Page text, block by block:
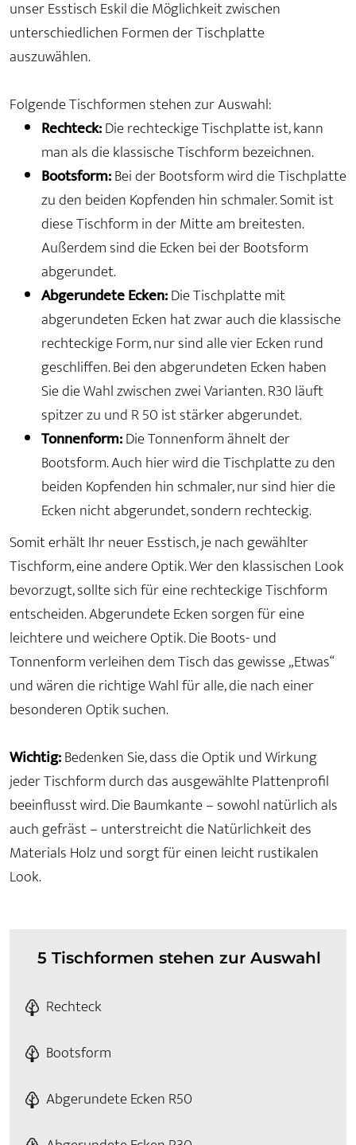
unser Esstisch Eskil die Möglichkeit zwischen
unterschiedlichen Formen der Tischplatte
auszuwählen.
Folgende Tischformen stehen zur Auswahl:
Rechteck:Die rechteckige Tischplatte ist, kann
man als die klassische Tischform bezeichnen.
Bootsform:Bei der Bootsform wird die Tischplatte
zu den beiden Kopfenden hin schmaler. Somit ist
diese Tischform in der Mitte am breitesten.
Außerdem sind die Ecken bei der Bootsform
abgerundet.
Abgerundete Ecken:Die Tischplatte mit
abgerundeten Ecken hat zwar auch die klassische
rechteckige Form, nur sind alle vier Ecken rund
geschliffen. Bei den abgerundeten Ecken haben
Sie die Wahl zwischen zwei Varianten. R30 läuft
spitzer zu und R 50 ist stärker abgerundet.
Tonnenform:Die Tonnenform ähnelt der
Bootsform. Auch hier wird die Tischplatte zu den
beiden Kopfenden hin schmaler, nur sind hier die
Ecken nicht abgerundet, sondern rechteckig.
Somit erhält Ihr neuer Esstisch, je nach gewählter
Tischform, eine andere Optik. Wer den klassischen Look
bevorzugt, sollte sich für eine rechteckige Tischform
entscheiden. Abgerundete Ecken sorgen für eine
leichtere und weichere Optik. Die Boots- und
Tonnenform verleihen dem Tisch das gewisse „Etwas“
und wären die richtige Wahl für alle, die nach einer
besonderen Optik suchen.
Wichtig:Bedenken Sie, dass die Optik und Wirkung
jeder Tischform durch das ausgewählte Plattenprofil
beeinflusst wird. Die Baumkante – sowohl natürlich als
auch gefräst – unterstreicht die Natürlichkeit des
Materials Holz und sorgt für einen leicht rustikalen
Look.
5 Tischformen stehen zur Auswahl
Rechteck
Bootsform
Abgerundete Ecken R50